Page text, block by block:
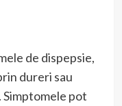
de dispepsie,
dureri sau
pot